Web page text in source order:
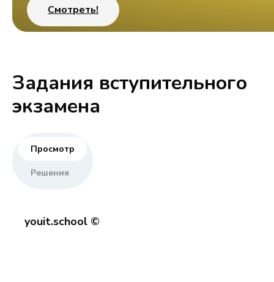
Смотреть!
Задания вступительного
экзамена
Просмотр
Решения
youit.school ©